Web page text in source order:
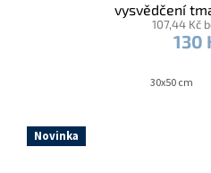
vysvědčení
107,44 Kč
130
30x50 cm
Novinka